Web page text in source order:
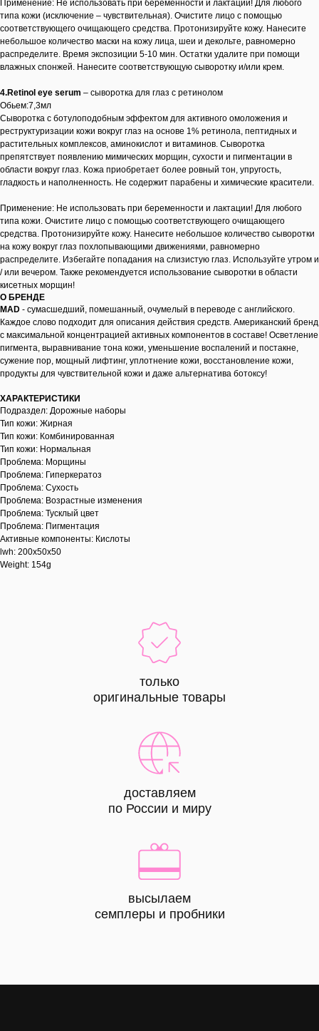
Применение: Не использовать при беременности и лактации! Для любого
типа кожи (исключение – чувствительная). Очистите лицо с помощью
соответствующего очищающего средства. Протонизируйте кожу. Нанесите
небольшое количество маски на кожу лица, шеи и декольте, равномерно
распределите. Время экспозиции 5-10 мин. Остатки удалите при помощи
влажных спонжей. Нанесите соответствующую сыворотку и/или крем.
4.Retinol eye serum – сыворотка для глаз с ретинолом
Обьем:7,3мл
Сыворотка с ботулоподобным эффектом для активного омоложения и
реструктуризации кожи вокруг глаз на основе 1% ретинола, пептидных и
растительных комплексов, аминокислот и витаминов. Сыворотка
препятствует появлению мимических морщин, сухости и пигментации в
области вокруг глаз. Кожа приобретает более ровный тон, упругость,
гладкость и наполненность. Не содержит парабены и химические красители.
Применение: Не использовать при беременности и лактации! Для любого
типа кожи. Очистите лицо с помощью соответствующего очищающего
средства. Протонизируйте кожу. Нанесите небольшое количество сыворотки
на кожу вокруг глаз похлопывающими движениями, равномерно
распределите. Избегайте попадания на слизистую глаз. Используйте утром и
/ или вечером. Также рекомендуется использование сыворотки в области
кисетных морщин!
О БРЕНДЕ
MAD - сумасшедший, помешанный, очумелый в переводе с английского.
Каждое слово подходит для описания действия средств. Американский бренд
с максимальной концентрацией активных компонентов в составе! Осветление
пигмента, выравнивание тона кожи, уменьшение воспалений и постакне,
сужение пор, мощный лифтинг, уплотнение кожи, восстановление кожи,
продукты для чувствительной кожи и даже альтернатива ботоксу!
ХАРАКТЕРИСТИКИ
Подраздел: Дорожные наборы
Тип кожи: Жирная
Тип кожи: Комбинированная
Тип кожи: Нормальная
Проблема: Морщины
Проблема: Гиперкератоз
Проблема: Сухость
Проблема: Возрастные изменения
Проблема: Тусклый цвет
Проблема: Пигментация
Активные компоненты: Кислоты
lwh: 200x50x50
Weight: 154g
только
оригинальные товары
доставляем
по России и миру
высылаем
семплеры и пробники
волосы